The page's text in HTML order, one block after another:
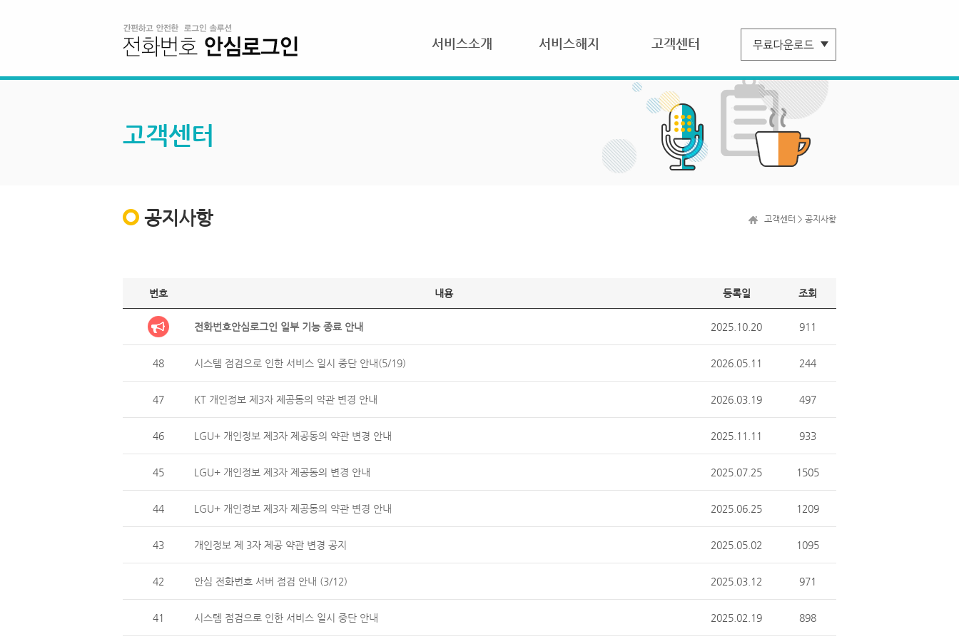
서비스소개 서비스해지 고객센터
고객센터
공지사항 고객센터 > 공지사항
번호 내용 등록일 조회
전화번호안심로그인 일부 기능 종료 안내 2025.10.20 911
48 시스템 점검으로 인한 서비스 일시 중단 안내(5/19) 2026.05.11 244
47 KT 개인정보 제3자 제공동의 약관 변경 안내 2026.03.19 497
46 LGU+ 개인정보 제3자 제공동의 약관 변경 안내 2025.11.11 933
45 LGU+ 개인정보 제3자 제공동의 변경 안내 2025.07.25 1505
44 LGU+ 개인정보 제3자 제공동의 약관 변경 안내 2025.06.25 1209
43 개인정보 제 3자 제공 약관 변경 공지 2025.05.02 1095
42 안심 전화번호 서버 점검 안내 (3/12) 2025.03.12 971
41 시스템 점검으로 인한 서비스 일시 중단 안내 2025.02.19 898